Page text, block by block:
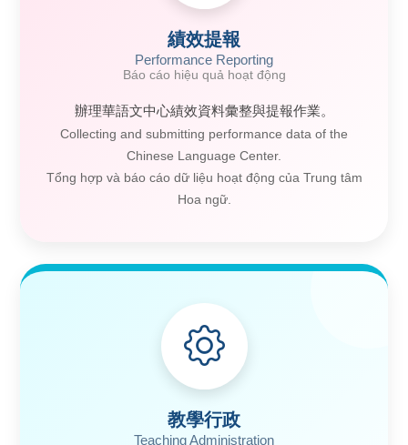
績效提報
Performance Reporting
Báo cáo hiệu quả hoạt động
辦理華語文中心績效資料彙整與提報作業。
Collecting and submitting performance data of the
Chinese Language Center.
Tổng hợp và báo cáo dữ liệu hoạt động của Trung tâm
Hoa ngữ.
教學行政
Teaching Administration